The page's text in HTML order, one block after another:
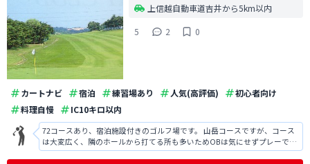
上信越自動車道吉井から5km以内
5
2 0
カートナビ 宿泊 練習場あり 人気(高評価)
初心者向け
料理自慢
IC10キロ以内
72コースあり、宿泊施設付きのゴルフ場です。 山岳コースですが、コース
は大変広く、隣のホールから打てる所も多いためOBは気にせずプレーでき
ます。 また、食事がバイキング形式で非常においしかったです。 初心者が